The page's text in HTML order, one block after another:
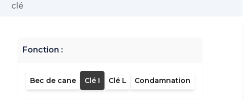
clé
Fonction :
Bec de cane Clé I Clé L Condamnation